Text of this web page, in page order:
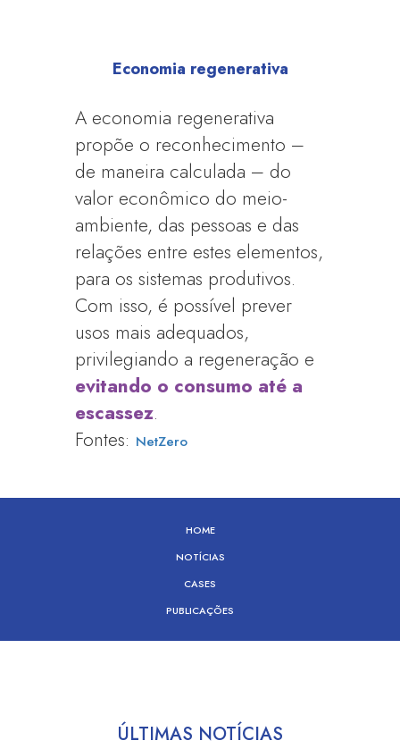
Economia regenerativa
A economia regenerativa
propõe o reconhecimento –
de maneira calculada – do
valor econômico do meio-
ambiente, das pessoas e das
relações entre estes elementos,
para os sistemas produtivos.
Com isso, é possível prever
usos mais adequados,
privilegiando a regeneração e
evitando o consumo até a
escassez.
Fontes: NetZero
HOME
NOTÍCIAS
CASES
PUBLICAÇÕES
ÚLTIMAS NOTÍCIAS